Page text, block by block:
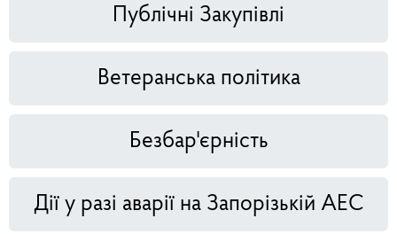
Публічні Закупівлі
Ветеранська політика
Безбар'єрність
Дії у разі аварії на Запорізькій АЕС